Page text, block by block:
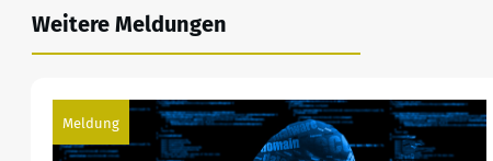
Weitere Meldungen
Meldung